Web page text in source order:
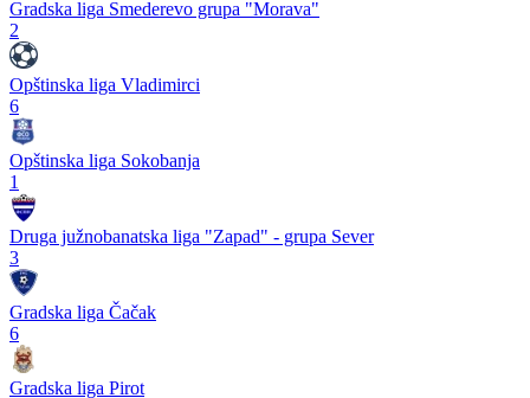
Gradska liga Smederevo grupa "Morava"
2
Opštinska liga Vladimirci
6
Opštinska liga Sokobanja
1
Druga južnobanatska liga "Zapad" - grupa Sever
3
Gradska liga Čačak
6
Gradska liga Pirot